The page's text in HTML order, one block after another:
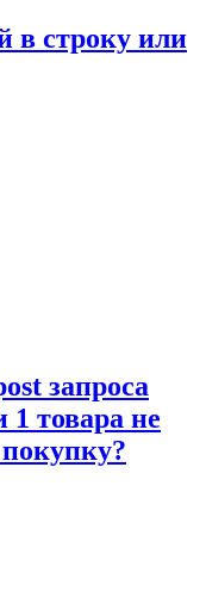
в строку или
запроса
1 товара не